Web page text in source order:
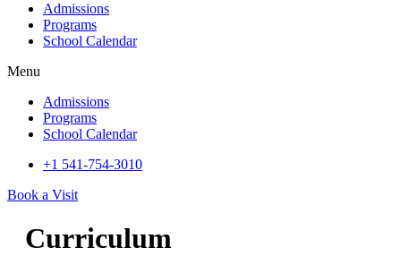
Admissions
Programs
School Calendar
Menu
Admissions
Programs
School Calendar
+1 541-754-3010​
Book a Visit
Curriculum